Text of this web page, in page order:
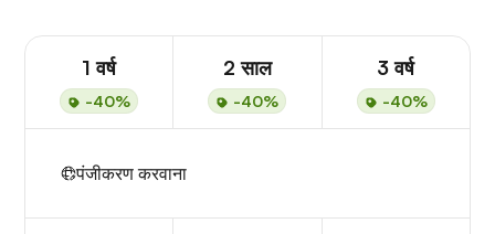
1 वर्ष
-40%
2 साल
-40%
3 वर्ष
-40%
पंजीकरण करवाना